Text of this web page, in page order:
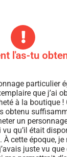
l'as-tu
particulier
que j’ai
à la boutique !
obtenu
un
qu’il était
À cette époque,
juste vu que